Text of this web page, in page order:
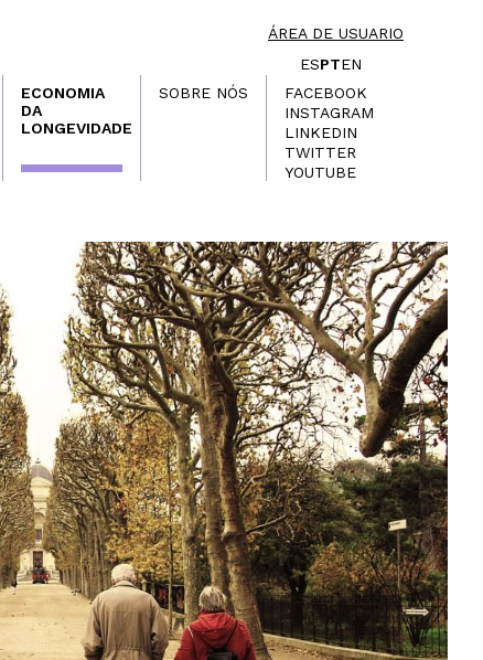
ÁREA DE USUARIO
ESPTEN
ECONOMIA
DA
LONGEVIDADE
SOBRE NÓS
FACEBOOK
INSTAGRAM
LINKEDIN
TWITTER
YOUTUBE